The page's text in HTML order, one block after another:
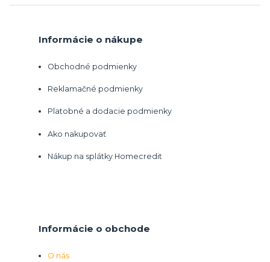
Informácie o nákupe
Obchodné podmienky
Reklamačné podmienky
Platobné a dodacie podmienky
Ako nakupovať
Nákup na splátky Homecredit
Informácie o obchode
O nás